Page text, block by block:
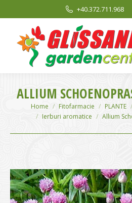
+40.372.711.968
ALLIUM
You are here:
Home Fitofarmacie PLANTE
Ierburi aromatice
Allium